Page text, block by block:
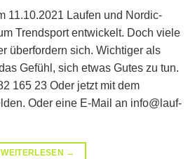
11.10.2021 Laufen und Nordic-
Trendsport entwickelt. Doch viele
überfordern sich. Wichtiger als
Gefühl, sich etwas Gutes zu tun.
165 23 Oder jetzt mit dem
Oder eine E-Mail an info@lauf-
WEITERLESEN →